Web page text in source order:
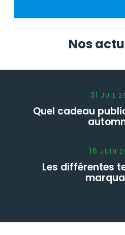
Nos
31 JUIL
Quel cadeau
16 JUIN
Les différentes